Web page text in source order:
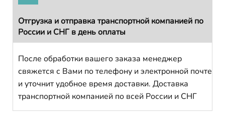
Отгрузка и отправка транспортной компанией по
России и СНГ в день оплаты
После обработки вашего заказа менеджер
свяжется с Вами по телефону и электронной почте
и уточнит удобное время доставки. Доставка
транспортной компанией по всей России и СНГ